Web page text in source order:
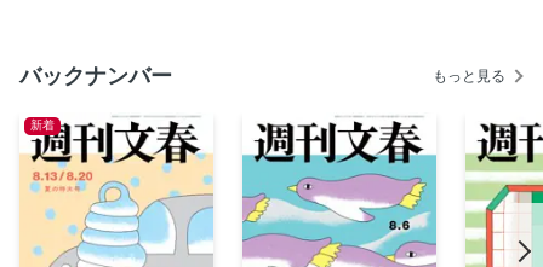
そこからですか!? 池上 彰
新聞不信
食味探検隊
夜ふけのなわとび 林 真理子
上沼恵美子の「人生“笑”談」白黒つけましょ
いまなんつった？ 宮藤官九郎
バックナンバー もっと見る
新着